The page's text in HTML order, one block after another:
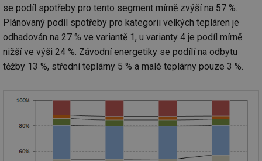
se podíl spotřeby pro tento segment mírně zvýší na 57 %.
Plánovaný podíl spotřeby pro kategorii velkých tepláren je
odhadován na 27 % ve variantě 1, u varianty 4 je podíl mírně
nižší ve výši 24 %. Závodní energetiky se podílí na odbytu
těžby 13 %, střední teplárny 5 % a malé teplárny pouze 3 %.